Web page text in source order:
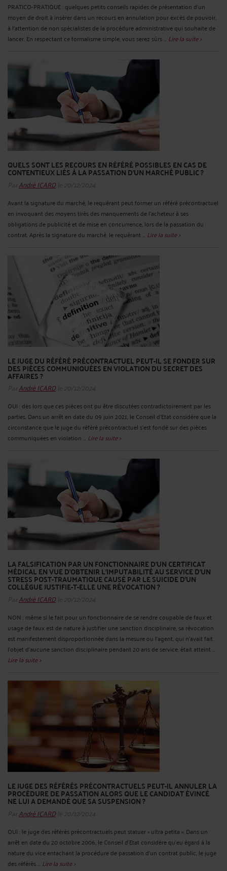
PRATICO-PRATIQUE : quelques petits conseils rapides de présentation d’un
moyen de droit à insérer dans un recours en annulation pour excès de pouvoir,
à l’attention de non spécialistes de la procédure administrative qui souhaite de
lancer. En respectant ce formalisme simple, vous serez sûrs ... Lire la suite >
QUELS SONT LES RECOURS EN RÉFÉRÉ POSSIBLES EN CAS DE
CONTENTIEUX LIÉS À LA PASSATION D’UN MARCHÉ PUBLIC ?
ParAndré ICARDle 20/12/2024
Avant la signature du marché, le requérant peut former un référé précontractuel
en invoquant des moyens tirés des manquements de l’acheteur à ses
obligations de publicité et de mise en concurrence, lors de la passation du
contrat. Après la signature du marché, le requérant ... Lire la suite >
LE JUGE DU RÉFÉRÉ PRÉCONTRACTUEL PEUT-IL SE FONDER SUR
DES PIÈCES COMMUNIQUÉES EN VIOLATION DU SECRET DES
AFFAIRES ?
ParAndré ICARDle 20/12/2024
OUI : dès lors que ces pièces ont pu être discutées contradictoirement par les
parties. Dans un arrêt en date du 09 juin 2021, le Conseil d’Etat considère que la
circonstance que le juge du référé précontractuel s'est fondé sur des pièces
communiquées en violation ... Lire la suite >
LA FALSIFICATION PAR UN FONCTIONNAIRE D'UN CERTIFICAT
MÉDICAL EN VUE D'OBTENIR L'IMPUTABILITÉ AU SERVICE D'UN
STRESS POST-TRAUMATIQUE CAUSÉ PAR LE SUICIDE D'UN
COLLÈGUE JUSTIFIE-T-ELLE UNE RÉVOCATION ?
ParAndré ICARDle 20/12/2024
NON : même si le fait pour un fonctionnaire de se rendre coupable de faux et
usage de faux est de nature à justifier une sanction disciplinaire, sa révocation
est manifestement disproportionnée dans la mesure ou l'agent, qui n'avait fait
l'objet d'aucune sanction disciplinaire pendant 20 ans de service, était atteint ...
Lire la suite >
LE JUGE DES RÉFÉRÉS PRÉCONTRACTUELS PEUT-IL ANNULER LA
PROCÉDURE DE PASSATION ALORS QUE LE CANDIDAT ÉVINCÉ
NE LUI A DEMANDÉ QUE SA SUSPENSION ?
ParAndré ICARDle 20/12/2024
OUI : le juge des référés précontractuels peut statuer « ultra petita ». Dans un
arrêt en date du 20 octobre 2006, le Conseil d’Etat considère qu’eu égard à la
nature du vice entachant la procédure de passation d'un contrat public, le juge
des référés ... Lire la suite >